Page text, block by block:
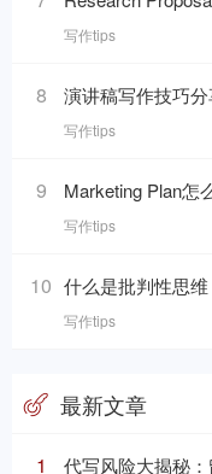
写作tips
8 演讲稿写作技巧分享
写作tips
9 Marketing Plan怎么写
写作tips
10 什么是批判性思
写作tips
最新文章
1 代写风险大揭秘